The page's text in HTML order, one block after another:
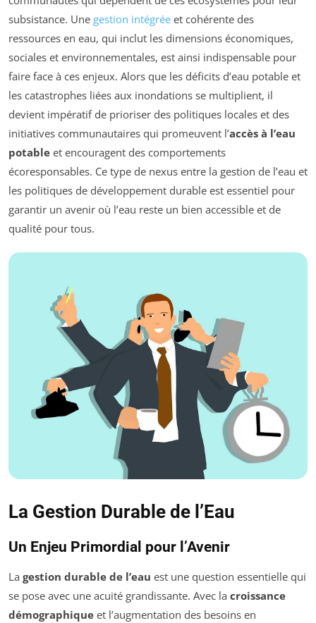
subsistance. Une gestion intégrée et cohérente des
ressources en eau, qui inclut les dimensions économiques,
sociales et environnementales, est ainsi indispensable pour
faire face à ces enjeux. Alors que les déficits d’eau potable et
les catastrophes liées aux inondations se multiplient, il
devient impératif de prioriser des politiques locales et des
initiatives communautaires qui promeuvent l’accès à l’eau
potable et encouragent des comportements
écoresponsables. Ce type de nexus entre la gestion de l’eau et
les politiques de développement durable est essentiel pour
garantir un avenir où l’eau reste un bien accessible et de
qualité pour tous.
La Gestion Durable de l’Eau
Un Enjeu Primordial pour l’Avenir
La gestion durable de l’eau est une question essentielle qui
se pose avec une acuité grandissante. Avec la croissance
démographique et l’augmentation des besoins en